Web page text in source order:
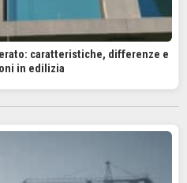
caratteristiche, differenze e
in edilizia